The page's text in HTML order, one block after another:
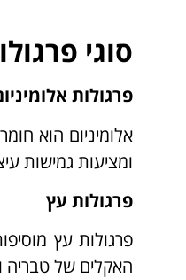
סוגי
פרגולות
אלומיניום הוא
ומציעות גמישות
פרגולות עץ
פרגולות עץ
האקלים של טבריה